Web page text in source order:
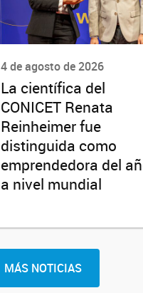
4 de agosto de 2026
La científica del
CONICET Renata
Reinheimer fue
distinguida como
emprendedora del
a nivel mundial
MÁS NOTICIAS